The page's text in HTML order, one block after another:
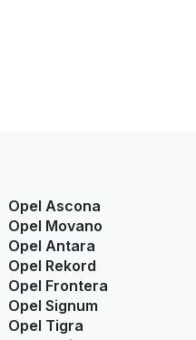
Opel Ascona
Opel Movano
Opel Antara
Opel Rekord
Opel Frontera
Opel Signum
Opel Tigra